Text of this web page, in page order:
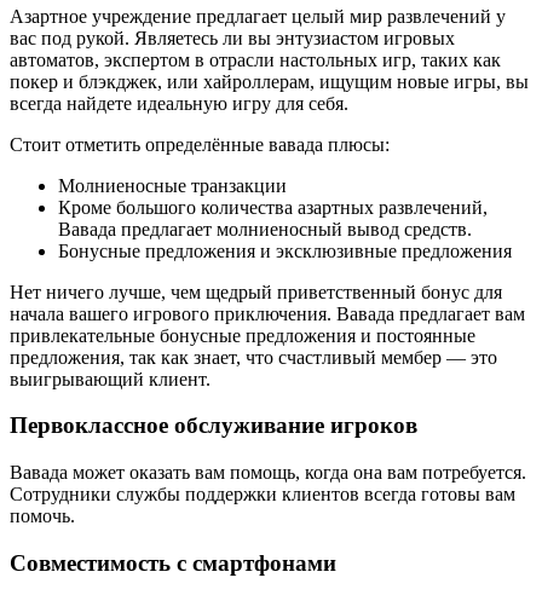
Азартное учреждение предлагает целый мир развлечений у
вас под рукой. Являетесь ли вы энтузиастом игровых
автоматов, экспертом в отрасли настольных игр, таких как
покер и блэкджек, или хайроллерам, ищущим новые игры, вы
всегда найдете идеальную игру для себя.
Стоит отметить определённые вавада плюсы:
Молниеносные транзакции
Кроме большого количества азартных развлечений,
Вавада предлагает молниеносный вывод средств.
Бонусные предложения и эксклюзивные предложения
Нет ничего лучше, чем щедрый приветственный бонус для
начала вашего игрового приключения. Вавада предлагает вам
привлекательные бонусные предложения и постоянные
предложения, так как знает, что счастливый мембер — это
выигрывающий клиент.
Первоклассное обслуживание игроков
Вавада может оказать вам помощь, когда она вам потребуется.
Сотрудники службы поддержки клиентов всегда готовы вам
помочь.
Совместимость с смартфонами